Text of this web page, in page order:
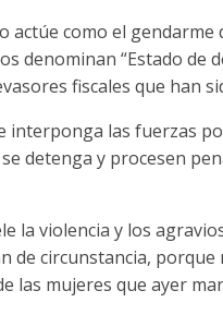
actúe como el
denominan “Estado de
fiscales que han
interponga las fuerzas
detenga y procesen
la violencia y los
de circunstancia,
las mujeres que ayer